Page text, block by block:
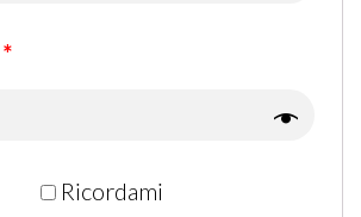
*
Ricordami